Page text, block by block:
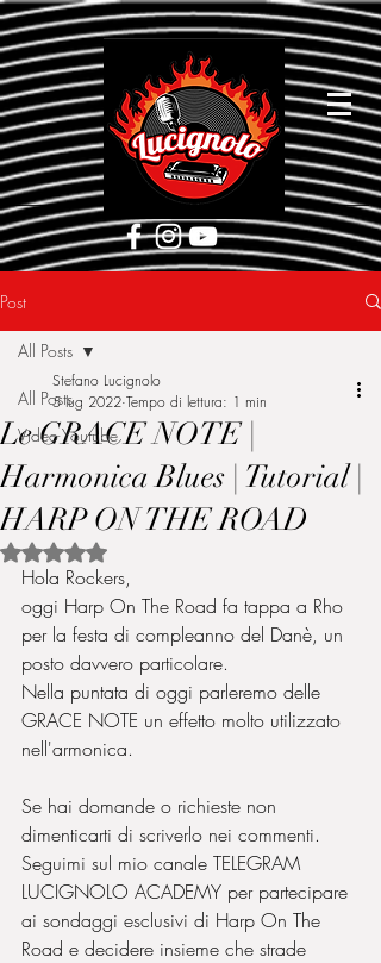
[google5752d089b3584a1d.html]
Post
All Posts
Video Youtube
All Posts
Le GRACE NOTE |
Harmonica Blues | Tutorial |
HARP ON THE ROAD
Stefano Lucignolo
5 lug 2022 Tempo di lettura: 1 min
Valutazione NaN stelle su 5.
Hola Rockers,
oggi Harp On The Road fa tappa a Rho
per la festa di compleanno del Danè, un
posto davvero particolare.
Nella puntata di oggi parleremo delle
GRACE NOTE un effetto molto utilizzato
nell'armonica.
Se hai domande o richieste non
dimenticarti di scriverlo nei commenti.
Seguimi sul mio canale TELEGRAM
LUCIGNOLO ACADEMY per partecipare
ai sondaggi esclusivi di Harp On The
Road e decidere insieme che strade